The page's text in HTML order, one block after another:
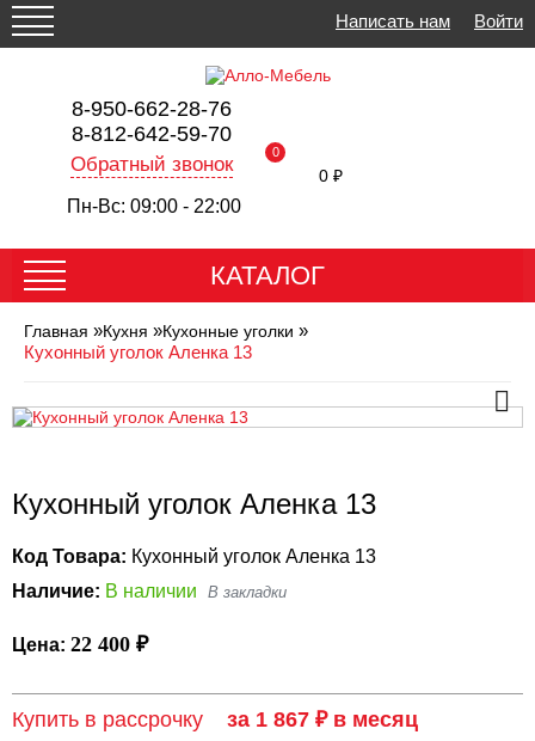
Написать нам Войти
8-950-662-28-76
8-812-642-59-70
Обратный звонок
Пн-Вс: 09:00 - 22:00
0
0 ₽
КАТАЛОГ
Главная »Кухня »Кухонные уголки »
Кухонный уголок Аленка 13
Кухонный уголок Аленка 13
Код Товара: Кухонный уголок Аленка 13
Наличие: В наличии
Цена: 22 400 ₽
Купить в рассрочку за 1 867 ₽ в месяц